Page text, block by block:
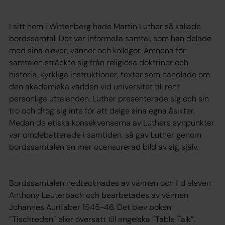
I sitt hem i Wittenberg hade Martin Luther så kallade
bordssamtal. Det var informella samtal, som han delade
med sina elever, vänner och kollegor. Ämnena för
samtalen sträckte sig från religiösa doktriner och
historia, kyrkliga instruktioner, texter som handlade om
den akademiska världen vid universitet till rent
personliga uttalanden. Luther presenterade sig och sin
tro och drog sig inte för att delge sina egna åsikter.
Medan de etiska konsekvenserna av Luthers synpunkter
var omdebatterade i samtiden, så gav Luther genom
bordssamtalen en mer ocensurerad bild av sig själv.
Bordssamtalen nedtecknades av vännen och f d eleven
Anthony Lauterbach och bearbetades av vännen
Johannes Aurifaber 1545-46. Det blev boken
”Tischreden” eller översatt till engelska ”Table Talk”.